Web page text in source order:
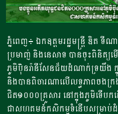
ភ្នំពេញ៖ ឯកឧត្តមរដ្ឋមន្ត្រី ឌិត ទីណា
ប្រមាញ់ និងនេសាទ បាន​​ចុះពិនិត្យ
ភូមិប៊ុនរ៉ានីសែនជ័យដំណាក់ទ្រយឹង ​ក្នុ
និងបាន​​​ពិចារណាលើលទ្ធភាពចងក្
ជិត១០០០គ្រួសារ នៅក្នុងភូមិទើបកក
ជាសហគមន៍កសិកម្មទំនើបសម្រា